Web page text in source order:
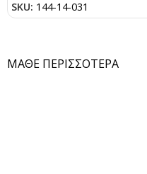
SKU: 144-14-031
ΜΑΘΕ ΠΕΡΙΣΣΟΤΕΡΑ